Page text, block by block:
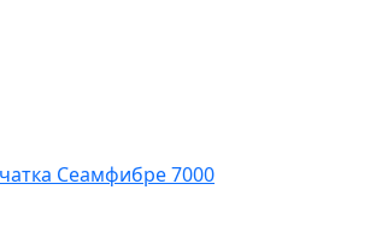
Сеамфибре 7000